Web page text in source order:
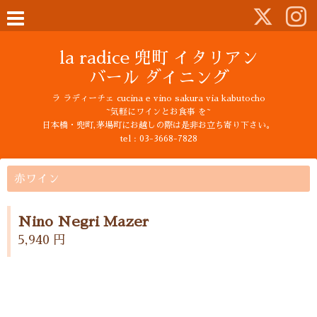
la radice 兜町 イタリアン
バール ダイニング
ラ ラディーチェ cucina e vino sakura via kabutocho
~気軽にワインとお食事 を~
日本橋・兜町,茅場町にお越しの際は是非お立ち寄り下さい。
tel : 03-3668-7828
赤ワイン
Nino Negri Mazer
5,940 円